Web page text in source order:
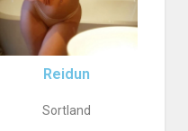
Reidun
Sortland